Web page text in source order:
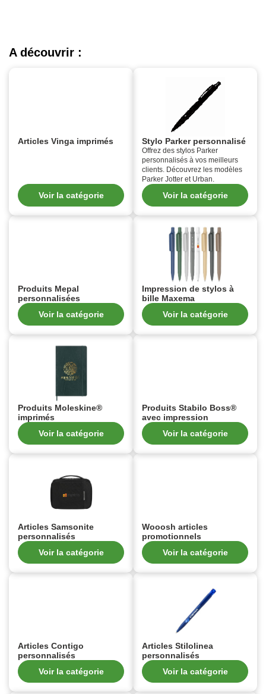
A découvrir :
Articles Vinga imprimés
Voir la catégorie
Stylo Parker personnalisé
Offrez des stylos Parker
personnalisés à vos meilleurs
clients. Découvrez les modèles
Parker Jotter et Urban.
Voir la catégorie
Produits Mepal
personnalisées
Voir la catégorie
Impression de stylos à
bille Maxema
Voir la catégorie
Produits Moleskine®
imprimés
Voir la catégorie
Produits Stabilo Boss®
avec impression
Voir la catégorie
Articles Samsonite
personnalisés
Voir la catégorie
Wooosh articles
promotionnels
Voir la catégorie
Articles Contigo
personnalisés
Voir la catégorie
Articles Stilolinea
personnalisés
Voir la catégorie